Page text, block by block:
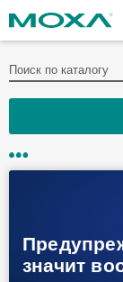
MOXA: